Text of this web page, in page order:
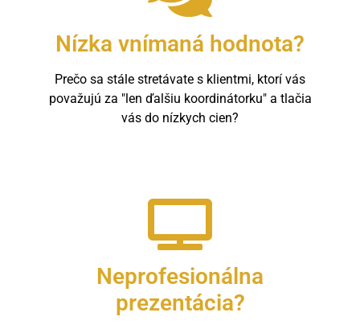
Nízka vnímaná hodnota?
Prečo sa stále stretávate s klientmi, ktorí vás
považujú za "len ďalšiu koordinátorku" a tlačia
vás do nízkych cien?
Neprofesionálna
prezentácia?